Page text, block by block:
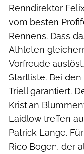
Renndirektor
vom besten
Rennens. Dass
Athleten
Vorfreude
Startliste. Bei
Triell garantiert.
Kristian
Laidlow treffen
Patrick Lange.
Rico Bogen, der